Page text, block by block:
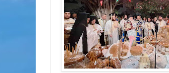
ΠΕΡΙΟΔΟΣ 2014 - 2015